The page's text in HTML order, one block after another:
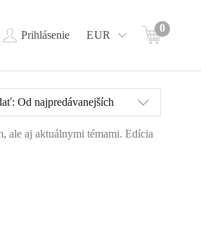
Prihlásenie EUR
0
ale aj aktuálnymi témami. Edícia
Od najpredávanejších